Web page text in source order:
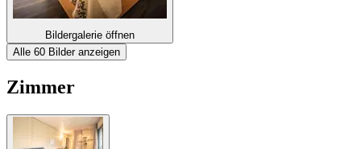
Bildergalerie öffnen
Alle 60 Bilder anzeigen
Zimmer